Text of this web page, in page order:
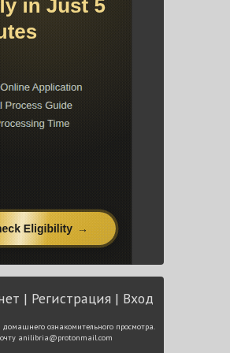
Регистрация Вход
ознакомительного просмотра.
anilibria@protonmail.com